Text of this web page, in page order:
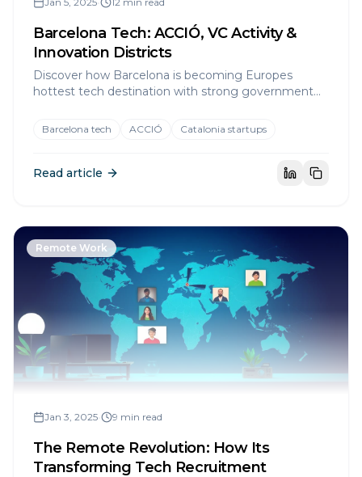
Barcelona Tech: ACCIÓ, VC Activity &
Innovation Districts
Discover how Barcelona is becoming Europes
hottest tech destination with strong government
Barcelona tech ACCIÓ Catalonia startups
Read article
Remote Work
Jan 3, 2025 9 min read
The Remote Revolution: How Its
Transforming Tech Recruitment